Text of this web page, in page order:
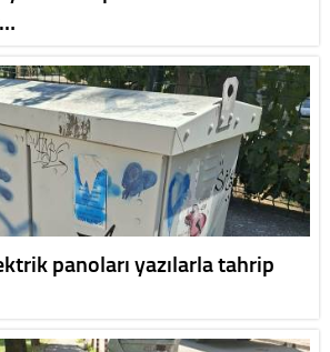
panoları yazılarla tahrip